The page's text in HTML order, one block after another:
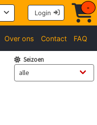
Login
-
Over ons Contact FAQ
Seizoen